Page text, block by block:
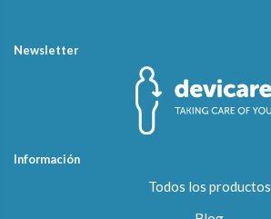
Información
Todos los productos
Newsletter